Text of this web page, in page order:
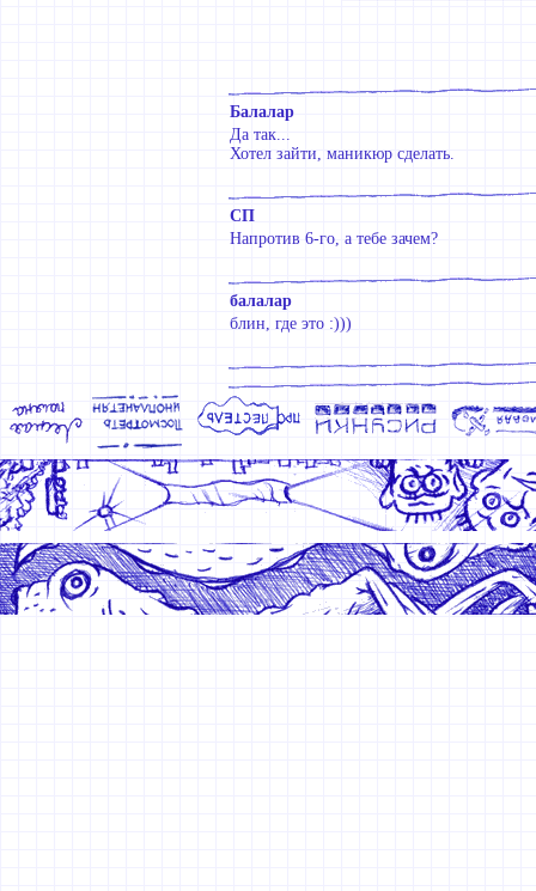
Балалар
Да так...
Хотел зайти, маникюр сделать.
СП
Напротив 6-го, а тебе зачем?
балалар
блин, где это :)))